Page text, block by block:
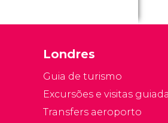
Londres
Guia de turismo
Excursões e visitas
Transfers aeroporto